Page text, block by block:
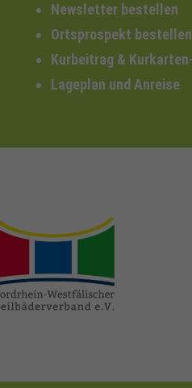
Newsletter bestellen
Ortsprospekt bestellen
Kurbeitrag &
Lageplan und Anreise
heilbaeder.de